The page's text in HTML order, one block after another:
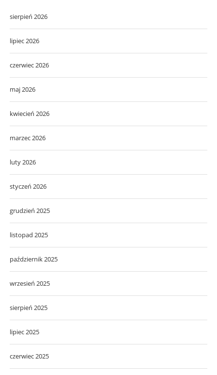
sierpień 2026
lipiec 2026
czerwiec 2026
maj 2026
kwiecień 2026
marzec 2026
luty 2026
styczeń 2026
grudzień 2025
listopad 2025
październik 2025
wrzesień 2025
sierpień 2025
lipiec 2025
czerwiec 2025